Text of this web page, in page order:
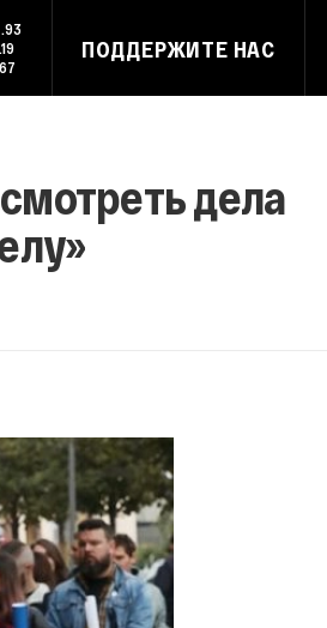
ПОДДЕРЖИТЕ НАС
дела